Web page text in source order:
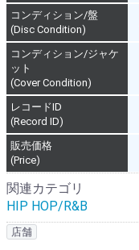
コンディション/盤
(Disc Condition)
コンディション/ジャケ
ット
(Cover Condition)
レコードID
(Record ID)
販売価格
(Price)
関連カテゴリ
HIP HOP/R&B
店舗